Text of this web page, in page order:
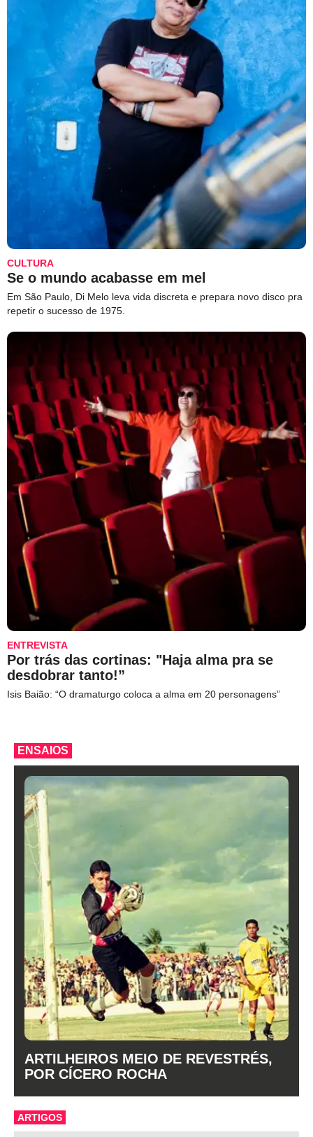
CULTURA
Se o mundo acabasse em mel
Em São Paulo, Di Melo leva vida discreta e prepara novo disco pra
repetir o sucesso de 1975.
ENTREVISTA
Por trás das cortinas: "Haja alma pra se
desdobrar tanto!”
Isis Baião: “O dramaturgo coloca a alma em 20 personagens”
ENSAIOS
ARTILHEIROS MEIO DE REVESTRÉS,
POR CÍCERO ROCHA
ARTIGOS